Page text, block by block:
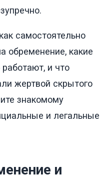
самостоятельно
обременение, какие
и что
жертвой скрытого
знакомому
и легальные
и